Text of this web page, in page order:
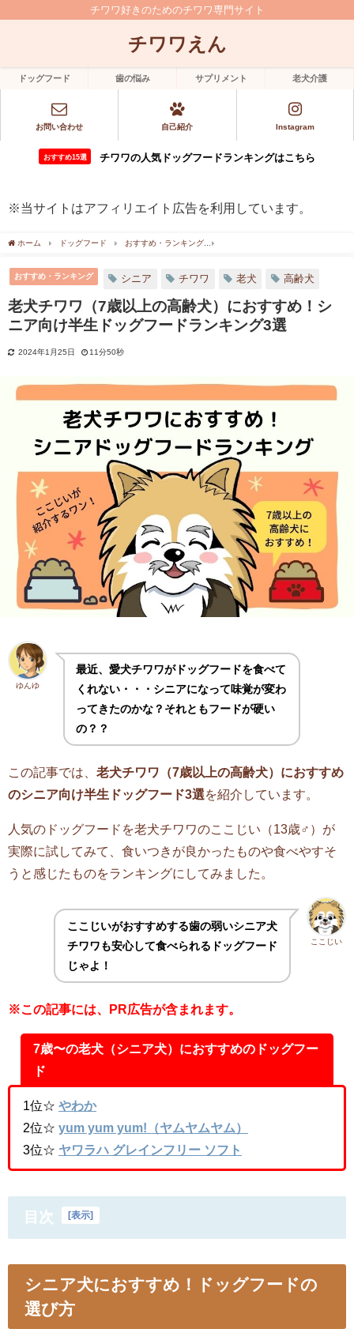
チワワ好きのためのチワワ専門サイト
チワワえん
ドッグフード 歯の悩み サプリメント 老犬介護
お問い合わせ 自己紹介 Instagram
おすすめ15選 チワワの人気ドッグフードランキングはこちら
※当サイトはアフィリエイト広告を利用しています。
ホーム ドッグフード おすすめ・ランキング
おすすめ・ランキング シニア チワワ 老犬 高齢犬
老犬チワワ（7歳以上の高齢犬）におすすめ！シ
ニア向け半生ドッグフードランキング3選
2024年1月25日 11分50秒
ゆんゆ
最近、愛犬チワワがドッグフードを食べて
くれない・・・シニアになって味覚が変わ
ってきたのかな？それともフードが硬い
の？？
この記事では、 老犬チワワ（7歳以上の高齢犬）におすすめ
のシニア向け半生ドッグフード3選を紹介しています。
人気のドッグフードを老犬チワワのここじい（13歳♂）が
実際に試してみて、食いつきが良かったものや食べやすそ
うと感じたものをランキングにしてみました。
ここじい
ここじいがおすすめする歯の弱いシニア犬
チワワも安心して食べられるドッグフード
じゃよ！
※この記事には、PR広告が含まれます。
7歳〜の老犬（シニア犬）におすすめのドッグフー
ド
1位☆ やわか
2位☆ yum yum yum!（ヤムヤムヤム）
3位☆ ヤワラハ グレインフリー ソフト
目次 表示
シニア犬におすすめ！ドッグフードの
選び方